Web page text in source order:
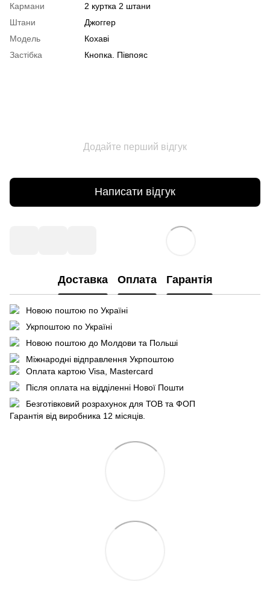
Кармани
2 куртка 2 штани
Штани
Джоггер
Модель
Кохаві
Застібка
Кнопка. Півпояс
Додайте перший відгук
Написати відгук
Доставка Оплата Гарантія
Новою поштою по Україні
Укрпоштою по Україні
Новою поштою до Молдови та Польші
Міжнародні відправлення Укрпоштою
Оплата картою Visa, Mastercard
Після оплата на відділенні Нової Пошти
Безготівковий розрахунок для ТОВ та ФОП
Гарантія від виробника 12 місяців.